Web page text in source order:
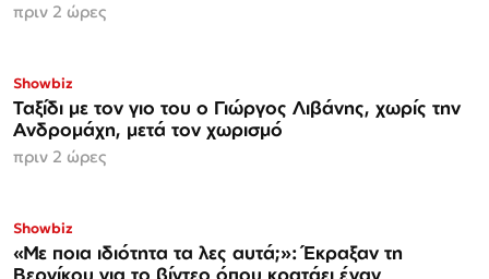
πριν 2 ώρες
Showbiz
Ταξίδι με τον γιο του ο Γιώργος Λιβάνης, χωρίς την
Ανδρομάχη, μετά τον χωρισμό
πριν 2 ώρες
Showbiz
«Με ποια ιδιότητα τα λες αυτά;»: Έκραξαν τη
Βερνίκου για το βίντεο όπου κρατάει έναν